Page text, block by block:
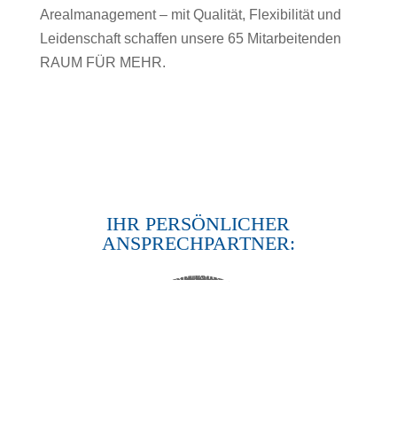
Arealmanagement – mit Qualität, Flexibilität und
Leidenschaft schaffen unsere 65 Mitarbeitenden
RAUM FÜR MEHR.
IHR PERSÖNLICHER
ANSPRECHPARTNER: